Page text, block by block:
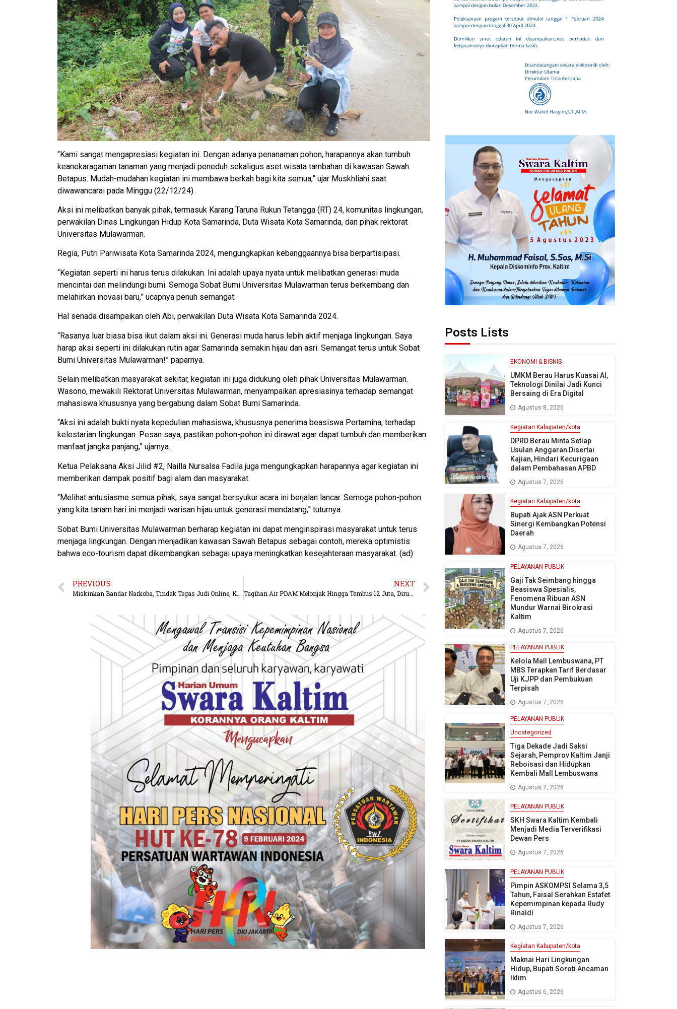
“Kami sangat mengapresiasi kegiatan ini. Dengan adanya penanaman pohon, harapannya akan tumbuh
keanekaragaman tanaman yang menjadi peneduh sekaligus aset wisata tambahan di kawasan Sawah
Betapus. Mudah-mudahan kegiatan ini membawa berkah bagi kita semua,” ujar Muskhliahi saat
diwawancarai pada Minggu (22/12/24).
Aksi ini melibatkan banyak pihak, termasuk Karang Taruna Rukun Tetangga (RT) 24, komunitas lingkungan,
perwakilan Dinas Lingkungan Hidup Kota Samarinda, Duta Wisata Kota Samarinda, dan pihak rektorat
Universitas Mulawarman.
Regia, Putri Pariwisata Kota Samarinda 2024, mengungkapkan kebanggaannya bisa berpartisipasi.
“Kegiatan seperti ini harus terus dilakukan. Ini adalah upaya nyata untuk melibatkan generasi muda
mencintai dan melindungi bumi. Semoga Sobat Bumi Universitas Mulawarman terus berkembang dan
melahirkan inovasi baru,” ucapnya penuh semangat.
Hal senada disampaikan oleh Abi, perwakilan Duta Wisata Kota Samarinda 2024.
“Rasanya luar biasa bisa ikut dalam aksi ini. Generasi muda harus lebih aktif menjaga lingkungan. Saya
harap aksi seperti ini dilakukan rutin agar Samarinda semakin hijau dan asri. Semangat terus untuk Sobat
Bumi Universitas Mulawarman!” paparnya.
Selain melibatkan masyarakat sekitar, kegiatan ini juga didukung oleh pihak Universitas Mulawarman.
Wasono, mewakili Rektorat Universitas Mulawarman, menyampaikan apresiasinya terhadap semangat
mahasiswa khususnya yang bergabung dalam Sobat Bumi Samarinda.
“Aksi ini adalah bukti nyata kepedulian mahasiswa, khususnya penerima beasiswa Pertamina, terhadap
kelestarian lingkungan. Pesan saya, pastikan pohon-pohon ini dirawat agar dapat tumbuh dan memberikan
manfaat jangka panjang,” ujarnya.
Ketua Pelaksana Aksi Jilid #2, Nailla Nursalsa Fadila juga mengungkapkan harapannya agar kegiatan ini
memberikan dampak positif bagi alam dan masyarakat.
“Melihat antusiasme semua pihak, saya sangat bersyukur acara ini berjalan lancar. Semoga pohon-pohon
yang kita tanam hari ini menjadi warisan hijau untuk generasi mendatang,” tuturnya.
Sobat Bumi Universitas Mulawarman berharap kegiatan ini dapat menginspirasi masyarakat untuk terus
menjaga lingkungan. Dengan menjadikan kawasan Sawah Betapus sebagai contoh, mereka optimistis
bahwa eco-tourism dapat dikembangkan sebagai upaya meningkatkan kesejahteraan masyarakat. (ad)
PREVIOUS NEXT
Posts Lists
EKONOMI & BISNIS
UMKM Berau Harus Kuasai AI,
Teknologi Dinilai Jadi Kunci
Bersaing di Era Digital
Agustus 8, 2026
Kegiatan Kabupaten/kota
DPRD Berau Minta Setiap
Usulan Anggaran Disertai
Kajian, Hindari Kecurigaan
dalam Pembahasan APBD
Agustus 7, 2026
Kegiatan Kabupaten/kota
Bupati Ajak ASN Perkuat
Sinergi Kembangkan Potensi
Daerah
Agustus 7, 2026
PELAYANAN PUBLIK
Gaji Tak Seimbang hingga
Beasiswa Spesialis,
Fenomena Ribuan ASN
Mundur Warnai Birokrasi
Kaltim
Agustus 7, 2026
PELAYANAN PUBLIK
Kelola Mall Lembuswana, PT
MBS Terapkan Tarif Berdasar
Uji KJPP dan Pembukuan
Terpisah
Agustus 7, 2026
PELAYANAN PUBLIK
Uncategorized
Tiga Dekade Jadi Saksi
Sejarah, Pemprov Kaltim Janji
Reboisasi dan Hidupkan
Kembali Mall Lembuswana
Agustus 7, 2026
PELAYANAN PUBLIK
SKH Swara Kaltim Kembali
Menjadi Media Terverifikasi
Dewan Pers
Agustus 7, 2026
PELAYANAN PUBLIK
Pimpin ASKOMPSI Selama 3,5
Tahun, Faisal Serahkan Estafet
Kepemimpinan kepada Rudy
Rinaldi
Agustus 7, 2026
Kegiatan Kabupaten/kota
Maknai Hari Lingkungan
Hidup, Bupati Soroti Ancaman
Iklim
Agustus 6, 2026